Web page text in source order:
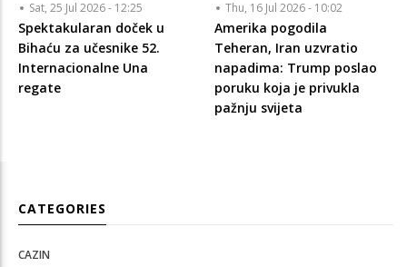
Sat, 25 Jul 2026 - 12:25
Spektakularan doček u
Bihaću za učesnike 52.
Internacionalne Una
regate
Thu, 16 Jul 2026 - 10:02
Amerika pogodila
Teheran, Iran uzvratio
napadima: Trump poslao
poruku koja je privukla
pažnju svijeta
CATEGORIES
CAZIN